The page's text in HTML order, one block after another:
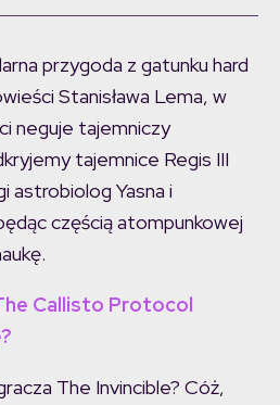
przygoda z gatunku hard
Stanisława Lema, w
neguje tajemniczy
tajemnice Regis III
astrobiolog Yasna i
częścią atompunkowej
Callisto Protocol
The Invincible? Cóż,